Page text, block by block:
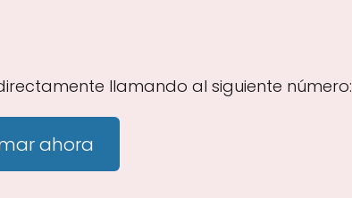
llamando al siguiente número:
ahora